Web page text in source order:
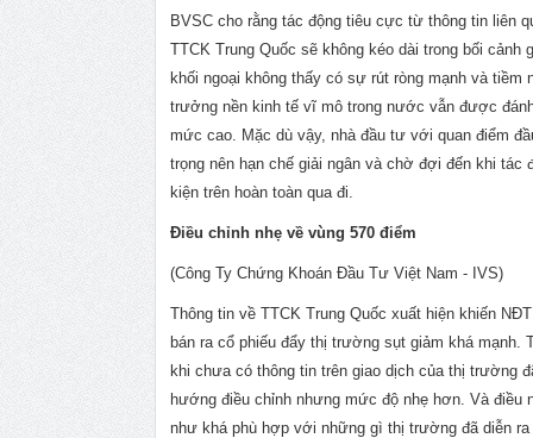
BVSC cho rằng tác động tiêu cực từ thông tin liên
TTCK Trung Quốc sẽ không kéo dài trong bối cảnh
khối ngoại không thấy có sự rút ròng mạnh và tiềm
trưởng nền kinh tế vĩ mô trong nước vẫn được
mức cao. Mặc dù vậy, nhà đầu tư với quan điểm
trọng nên hạn chế giải ngân và chờ đợi đến khi tác
kiện trên hoàn toàn qua đi.
Điều chỉnh nhẹ về vùng 570 điểm
(Công Ty Chứng Khoán Đầu Tư Việt Nam - IVS)
Thông tin về TTCK Trung Quốc xuất hiện khiến
bán ra cổ phiếu đẩy thị trường sụt giảm khá mạnh.
khi chưa có thông tin trên giao dịch của thị trường
hướng điều chỉnh nhưng mức độ nhẹ hơn. Và điều
như khá phù hợp với những gì thị trường đã diễn ra